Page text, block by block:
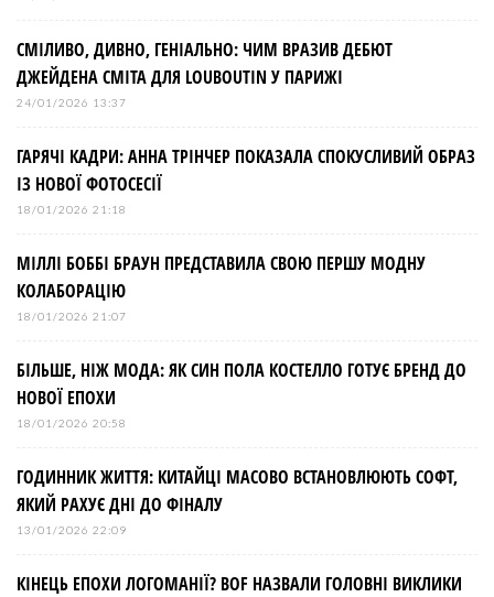
СМІЛИВО, ДИВНО, ГЕНІАЛЬНО: ЧИМ ВРАЗИВ ДЕБЮТ
ДЖЕЙДЕНА СМІТА ДЛЯ LOUBOUTIN У ПАРИЖІ
24/01/2026 13:37
ГАРЯЧІ КАДРИ: АННА ТРІНЧЕР ПОКАЗАЛА СПОКУСЛИВИЙ ОБРАЗ
ІЗ НОВОЇ ФОТОСЕСІЇ
18/01/2026 21:18
МІЛЛІ БОББІ БРАУН ПРЕДСТАВИЛА СВОЮ ПЕРШУ МОДНУ
КОЛАБОРАЦІЮ
18/01/2026 21:07
БІЛЬШЕ, НІЖ МОДА: ЯК СИН ПОЛА КОСТЕЛЛО ГОТУЄ БРЕНД ДО
НОВОЇ ЕПОХИ
18/01/2026 20:58
ГОДИННИК ЖИТТЯ: КИТАЙЦІ МАСОВО ВСТАНОВЛЮЮТЬ СОФТ,
ЯКИЙ РАХУЄ ДНІ ДО ФІНАЛУ
13/01/2026 22:09
КІНЕЦЬ ЕПОХИ ЛОГОМАНІЇ? BOF НАЗВАЛИ ГОЛОВНІ ВИКЛИКИ